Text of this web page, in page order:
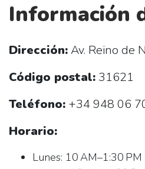
Información
Dirección:Av. Reino de
Código postal: 31621
Teléfono: +34 948 06
Horario:
Lunes: 10 AM–1:30 PM